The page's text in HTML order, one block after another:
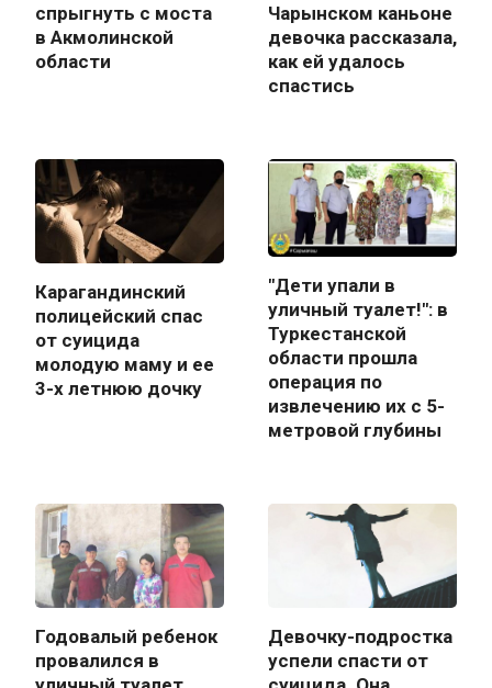
спрыгнуть с моста
в Акмолинской
области
Чарынском каньоне
девочка рассказала,
как ей удалось
спастись
Карагандинский
полицейский спас
от суицида
молодую маму и ее
3-х летнюю дочку
"Дети упали в
уличный туалет!": в
Туркестанской
области прошла
операция по
извлечению их с 5-
метровой глубины
Годовалый ребенок
провалился в
Девочку-подростка
успели спасти от